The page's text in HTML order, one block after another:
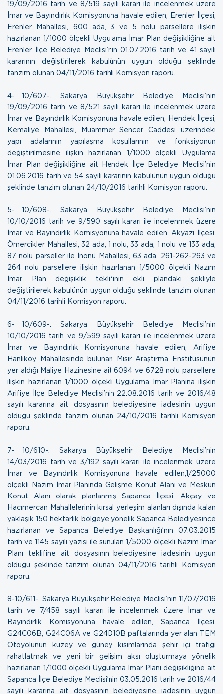
19/09/2016 tarih ve 8/519 sayılı kararı ile incelenmek üzere
İmar ve Bayındırlık Komisyonuna havale edilen, Erenler İlçesi,
Erenler Mahallesi, 600 ada, 3 ve 5 nolu parsellere ilişkin
hazırlanan 1/1000 ölçekli Uygulama İmar Plan değişikliğine ait
Erenler İlçe Belediye Meclisi’nin 01.07.2016 tarih ve 41 sayılı
kararının değiştirilerek kabulünün uygun olduğu şeklinde
tanzim olunan 04/11/2016 tarihli Komisyon raporu.
4- 10/607-. Sakarya Büyükşehir Belediye Meclisi’nin
19/09/2016 tarih ve 8/521 sayılı kararı ile incelenmek üzere
İmar ve Bayındırlık Komisyonuna havale edilen, Hendek İlçesi,
Kemaliye Mahallesi, Muammer Sencer Caddesi üzerindeki
yapı adalarının yapılaşma koşullarının ve fonksiyonun
değiştirilmesine ilişkin hazırlanan 1/1000 ölçekli Uygulama
İmar Plan değişikliğine ait Hendek İlçe Belediye Meclisi’nin
01.06.2016 tarih ve 54 sayılı kararının kabulünün uygun olduğu
şeklinde tanzim olunan 24/10/2016 tarihli Komisyon raporu
5- 10/608-. Sakarya Büyükşehir Belediye Meclisi’nin
10/10/2016 tarih ve 9/590 sayılı kararı ile incelenmek üzere
İmar ve Bayındırlık Komisyonuna havale edilen, Akyazı İlçesi,
Ömercikler Mahallesi, 32 ada, 1 nolu, 33 ada, 1 nolu ve 133 ada,
87 nolu parseller ile İnönü Mahallesi, 63 ada, 261-262-263 ve
264 nolu parsellere ilişkin hazırlanan 1/5000 ölçekli Nazım
İmar Plan değişiklik teklifinin ekli plandaki şekliyle
değiştirilerek kabulünün uygun olduğu şeklinde tanzim olunan
04/11/2016 tarihli Komisyon raporu.
6- 10/609-. Sakarya Büyükşehir Belediye Meclisi’nin
10/10/2016 tarih ve 9/599 sayılı kararı ile incelenmek üzere
İmar ve Bayındırlık Komisyonuna havale edilen, Arifiye
Hanlıköy Mahallesinde bulunan Mısır Araştırma Enstitüsünün
yer aldığı Maliye Hazinesine ait 6094 ve 6728 nolu parsellere
ilişkin hazırlanan 1/1000 ölçekli Uygulama İmar Planına ilişkin
Arifiye İlçe Belediye Meclisi’nin 22.08.2016 tarih ve 2016/48
sayılı kararına ait dosyasının belediyesine iadesinin uygun
olduğu şeklinde tanzim olunan 24/10/2016 tarihli Komisyon
raporu
7- 10/610-. Sakarya Büyükşehir Belediye Meclisi’nin
14/03/2016 tarih ve 3/192 sayılı kararı ile incelenmek üzere
İmar ve Bayındırlık Komisyonuna havale edilen,1/25000
ölçekli Nazım İmar Planında Gelişme Konut Alanı ve Meskun
Konut Alanı olarak planlanmış Sapanca İlçesi, Akçay ve
Hacımercan Mahallelerinin kırsal yerleşim alanları dışında kalan
yaklaşık 150 hektarlık bölgeye yönelik Sapanca Belediyesince
hazırlanan ve Sapanca Belediye Başkanlığı’nın 07.03.2015
tarih ve 1145 sayılı yazısı ile sunulan 1/5000 ölçekli Nazım İmar
Planı teklifine ait dosyasının belediyesine iadesinin uygun
olduğu şeklinde tanzim olunan 04/11/2016 tarihli Komisyon
raporu
8- 10/611-. Sakarya Büyükşehir Belediye Meclisi’nin 11/07/2016
tarih ve 7/458 sayılı kararı ile incelenmek üzere İmar ve
Bayındırlık Komisyonuna havale edilen, Sapanca İlçesi,
G24C06B, G24C06A ve G24D10B paftalarında yer alan TEM
Otoyolunun kuzey ve güney kısımlarında şehir içi trafiği
rahatlatmak ve yeni bir gelişim aksı oluşturmaya yönelik
hazırlanan 1/1000 ölçekli Uygulama İmar Planı değişikliğine ait
Sapanca İlçe Belediye Meclisi’nin 03.05.2016 tarih ve 2016/44
sayılı kararına ait dosyasının belediyesine iadesinin uygun